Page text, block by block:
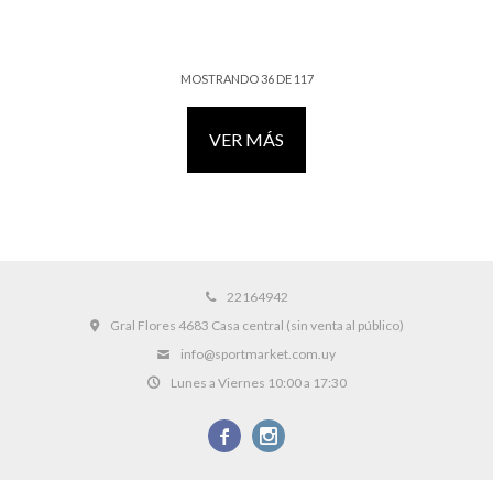
MOSTRANDO36DE 117
VER MÁS
22164942
Gral Flores 4683 Casa central (sin venta al público)
info@sportmarket.com.uy
Lunes a Viernes 10:00 a 17:30
 